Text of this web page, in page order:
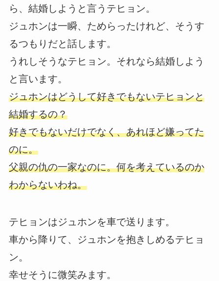
ら、結婚しようと言うテヒョン。
ジュホンは一瞬、ためらったけれど、そうす
るつもりだと話します。
うれしそうなテヒョン。それなら結婚しよう
と言います。
ジュホンはどうして好きでもないテヒョンと
結婚するの？
好きでもないだけでなく、あれほど嫌ってた
のに。
父親の仇の一家なのに。何を考えているのか
わからないわね。
テヒョンはジュホンを車で送ります。
車から降りて、ジュホンを抱きしめるテヒョ
ン。
幸せそうに微笑みます。